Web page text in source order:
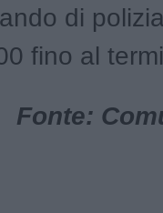
di
fino al
Fonte: